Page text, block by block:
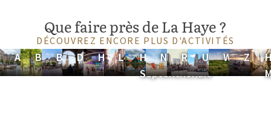
Que faire près de La Haye ?
DÉCOUVREZ ENCORE PLUS D'ACTIVITÉS
Amsterdam
Brabant
BredaDelftHilversum
LeidenHollande-
Septentrionale
Noordwijk
Rotterdam
Utrecht